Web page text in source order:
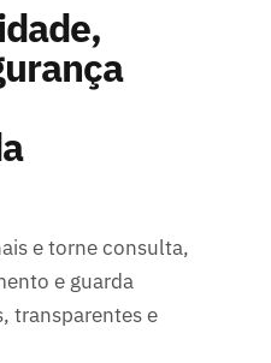
e torne consulta,
e guarda
transparentes e